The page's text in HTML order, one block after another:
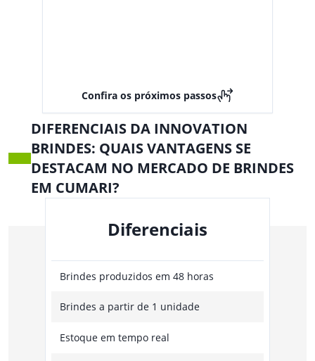
Confira os próximos passos
DIFERENCIAIS DA INNOVATION
BRINDES: QUAIS VANTAGENS SE
DESTACAM NO MERCADO DE BRINDES
EM CUMARI?
Diferenciais
Brindes produzidos em 48 horas
Brindes a partir de 1 unidade
Estoque em tempo real